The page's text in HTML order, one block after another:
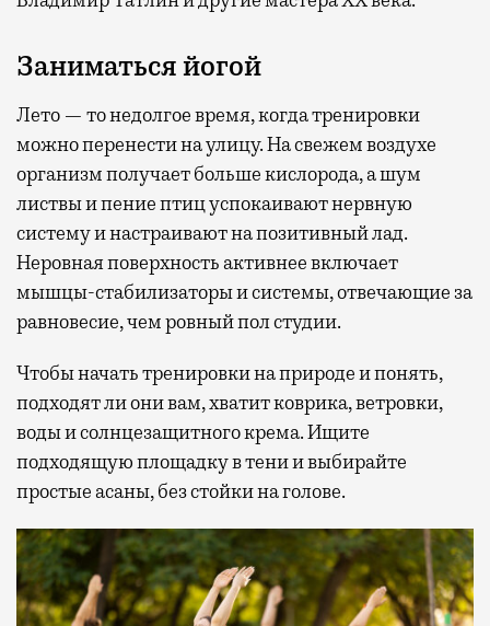
Заниматься йогой
Лето — то недолгое время, когда тренировки
можно перенести на улицу. На свежем воздухе
организм получает больше кислорода, а шум
листвы и пение птиц успокаивают нервную
систему и настраивают на позитивный лад.
Неровная поверхность активнее включает
мышцы-стабилизаторы и системы, отвечающие за
равновесие, чем ровный пол студии.
Чтобы начать тренировки на природе и понять,
подходят ли они вам, хватит коврика, ветровки,
воды и солнцезащитного крема. Ищите
подходящую площадку в тени и выбирайте
простые асаны, без стойки на голове.